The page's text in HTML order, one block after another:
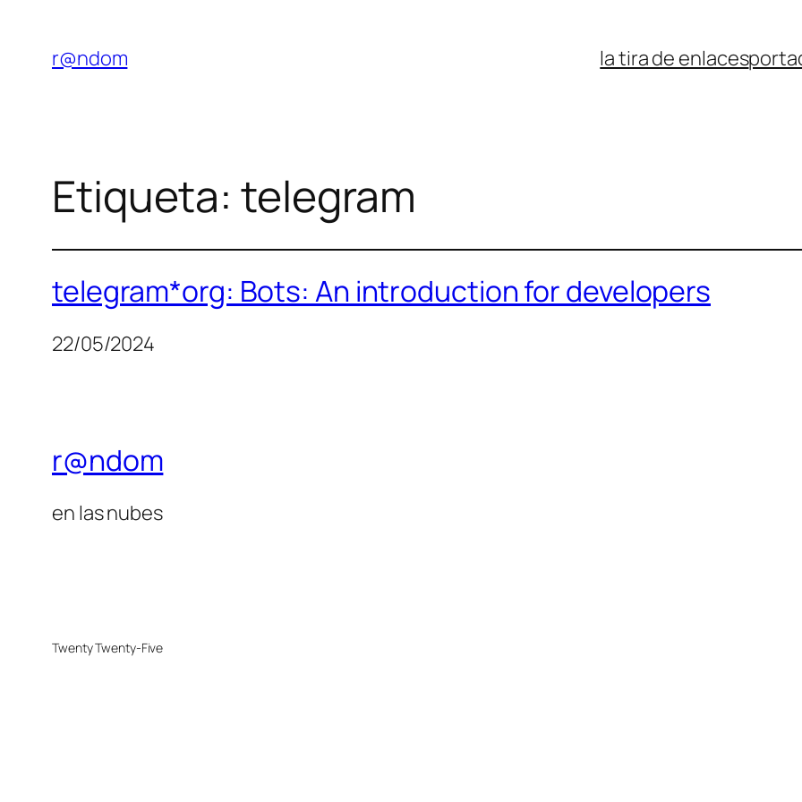
contenido
r@ndom la tira de enlaces
Etiqueta: telegram
telegram*org: Bots: An introduction for developers
22/05/2024
r@ndom
en las nubes
Twenty Twenty-Five